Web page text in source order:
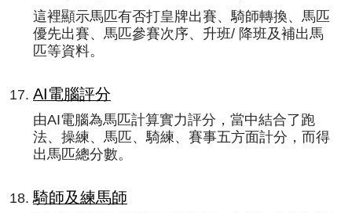
這裡顯示馬匹有否打皇牌出賽、騎師轉換、馬匹
優先出賽、馬匹參賽次序、升班/ 降班及補出馬
匹等資料。
AI電腦評分
由AI電腦為馬匹計算實力評分，當中結合了跑
法、操練、馬匹、騎練、賽事五方面計分，而得
出馬匹總分數。
騎師及練馬師